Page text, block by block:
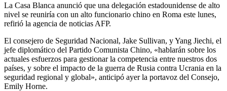
La Casa Blanca anunció que una delegación estadounidense de alto
nivel se reuniría con un alto funcionario chino en Roma este lunes,
refirió la agencia de noticias AFP.
El consejero de Seguridad Nacional, Jake Sullivan, y Yang Jiechi, el
jefe diplomático del Partido Comunista Chino, «hablarán sobre los
actuales esfuerzos para gestionar la competencia entre nuestros dos
países, y sobre el impacto de la guerra de Rusia contra Ucrania en la
seguridad regional y global», anticipó ayer la portavoz del Consejo,
Emily Horne.